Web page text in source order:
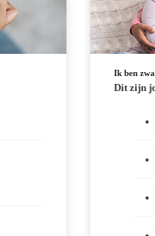
Ik ben
Dit zijn